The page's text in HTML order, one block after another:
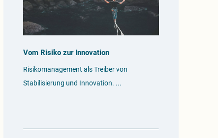
Vom Risiko zur Innovation
Risikomanagement als Treiber von
Stabilisierung und Innovation.